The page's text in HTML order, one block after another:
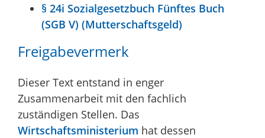
§ 24i Sozialgesetzbuch Fünftes Buch
(SGB V) (Mutterschaftsgeld)
Freigabevermerk
Dieser Text entstand in enger
Zusammenarbeit mit den fachlich
zuständigen Stellen. Das
Wirtschaftsministerium hat dessen